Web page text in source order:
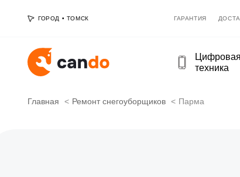
ГОРОД • ТОМСК ГАРАНТИЯ
Цифровая
техника
Главная Ремонт снегоуборщиков Парма